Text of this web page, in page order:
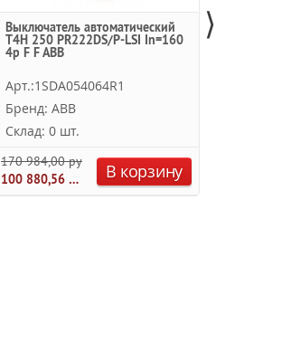
Выключатель автоматический
T4H 250 PR222DS/P-LSI In=160
4p F F ABB
Арт.:1SDA054064R1
Бренд: ABB
Склад: 0 шт.
170 984,00 руб.
100 880,56 руб.
В корзину
⟩